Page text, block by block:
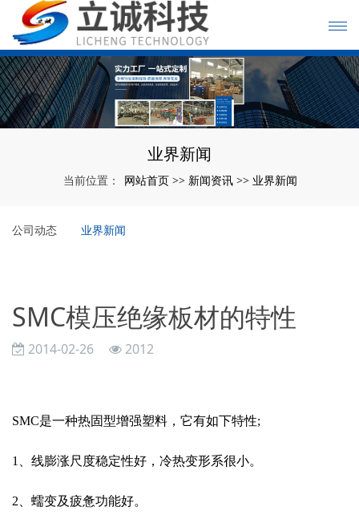
业界新闻
当前位置： 网站首页 >> 新闻资讯 >> 业界新闻
公司动态 业界新闻
SMC模压绝缘板材的特性
2014-02-26 2012
SMC是一种热固型增强塑料，它有如下特性;
1 、线膨涨尺度稳定性好，冷热变形系很小。
2 、蠕变及疲惫功能好。